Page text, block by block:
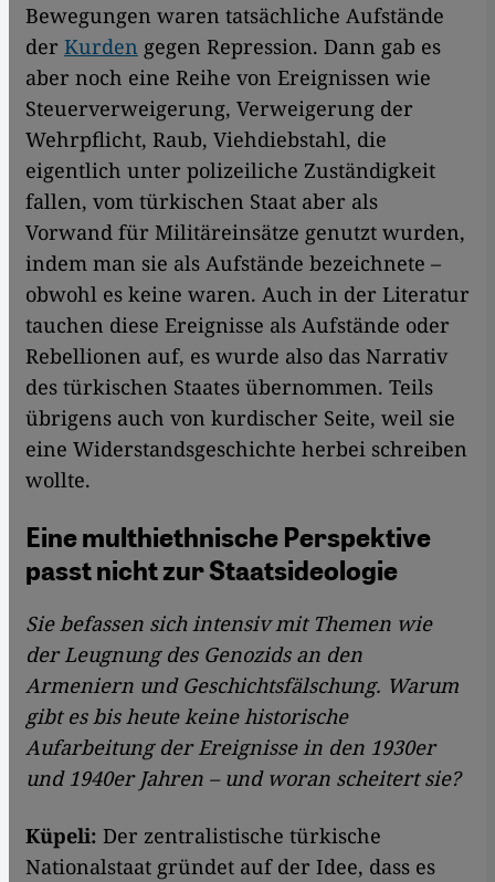
Bewegungen waren tatsächliche Aufstände
der Kurden gegen Repression. Dann gab es
aber noch eine Reihe von Ereignissen wie
Steuerverweigerung, Verweigerung der
Wehrpflicht, Raub, Viehdiebstahl, die
eigentlich unter polizeiliche Zuständigkeit
fallen, vom türkischen Staat aber als
Vorwand für Militäreinsätze genutzt wurden,
indem man sie als Aufstände bezeichnete –
obwohl es keine waren. Auch in der Literatur
tauchen diese Ereignisse als Aufstände oder
Rebellionen auf, es wurde also das Narrativ
des türkischen Staates übernommen. Teils
übrigens auch von kurdischer Seite, weil sie
eine Widerstandsgeschichte herbei schreiben
wollte.
Eine multhiethnische Perspektive
passt nicht zur Staatsideologie
Sie befassen sich intensiv mit Themen wie
der Leugnung des Genozids an den
Armeniern und Geschichtsfälschung. Warum
gibt es bis heute keine historische
Aufarbeitung der Ereignisse in den 1930er
und 1940er Jahren – und woran scheitert sie?
Küpeli: Der zentralistische türkische
Nationalstaat gründet auf der Idee, dass es